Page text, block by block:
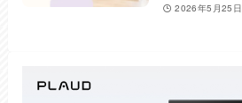
2026年5月25日